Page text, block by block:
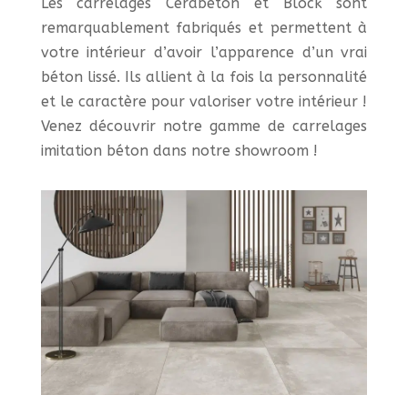
remarquablement fabriqués et permettent à
votre intérieur d’avoir l’apparence d’un vrai
béton lissé. Ils allient à la fois la personnalité
et le caractère pour valoriser votre intérieur !
Venez découvrir notre gamme de carrelages
imitation béton dans notre showroom !